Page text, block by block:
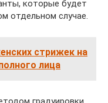
которые будет
отдельном случае.
стрижек на
лица